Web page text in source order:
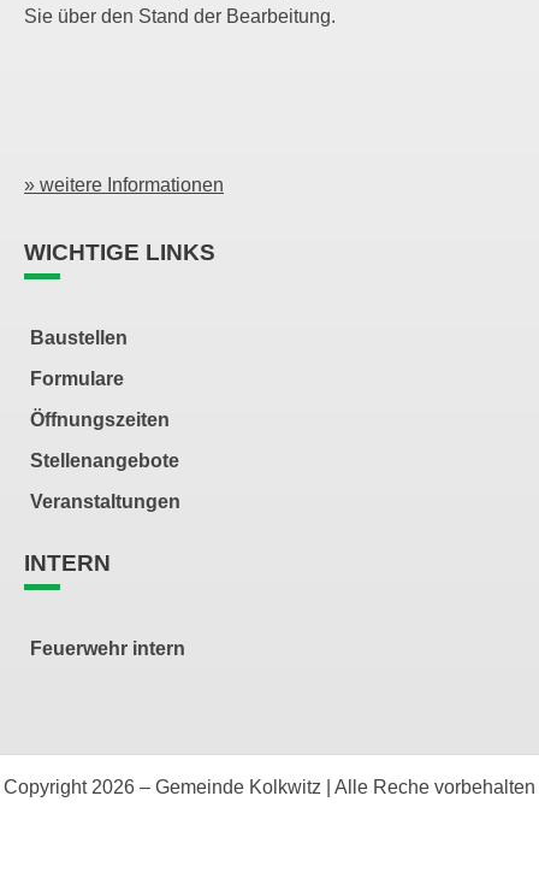
Sie über den Stand der Bearbeitung.
» weitere Informationen
WICHTIGE LINKS
Baustellen
Formulare
Öffnungszeiten
Stellenangebote
Veranstaltungen
INTERN
Feuerwehr intern
Copyright 2026 – Gemeinde Kolkwitz | Alle Reche vorbehalten